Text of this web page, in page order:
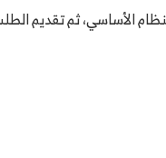
الأساسي، ثم تقديم